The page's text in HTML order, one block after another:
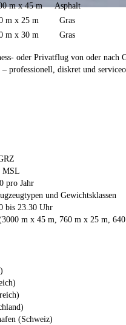
m x 45 m
Asphalt
m x 25 m
Gras
m x 30 m Gras
oder Privatflug von oder nach
professionell, diskret und
MSL
pro Jahr
und Gewichtsklassen
bis 23.30 Uhr
m x 45 m, 760 m x 25 m,
(Schweiz)